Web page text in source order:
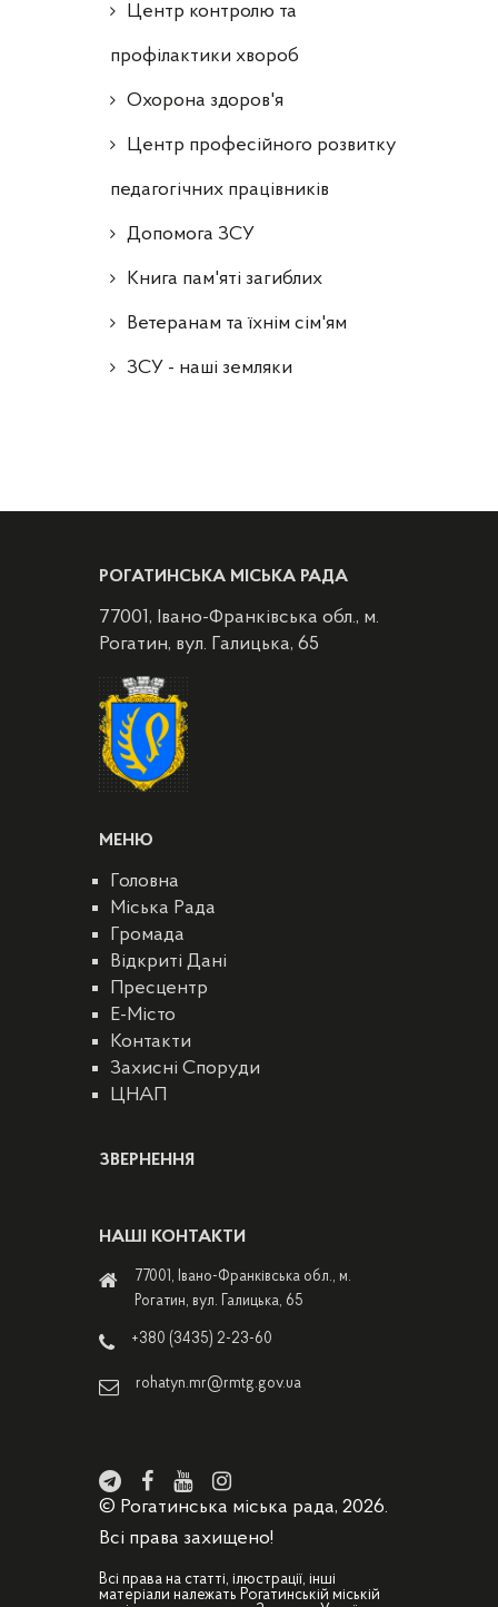
Центр контролю та
профілактики хвороб
Охорона здоров'я
Центр професійного розвитку
педагогічних працівників
Допомога ЗСУ
Книга пам'яті загиблих
Ветеранам та їхнім сім'ям
ЗСУ - наші земляки
РОГАТИНСЬКА МІСЬКА РАДА
77001, Івано-Франківська обл., м.
Рогатин, вул. Галицька, 65
МЕНЮ
Головна
Міська Рада
Громада
Відкриті Дані
Пресцентр
E-Місто
Контакти
Захисні Споруди
ЦНАП
ЗВЕРНЕННЯ
НАШІ КОНТАКТИ
77001, Івано-Франківська обл., м.
Рогатин, вул. Галицька, 65
+380 (3435) 2-23-60
rohatyn.mr@rmtg.gov.ua
© Рогатинська міська рада, 2026.
Всі права захищено!
Всі права на статті, ілюстрації, інші
матеріали належать Рогатинській міській